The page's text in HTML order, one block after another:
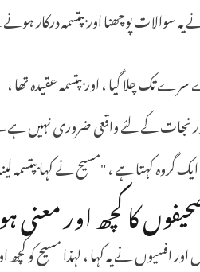
پوچھنا اور بپتسمہ درکار
تک چلا گیا ، اور بپتسمہ عقیدہ تھا ،
نجات کے لئے واقعی ضروری نہیں
ایک گروہ کہتا ہے ، "مسیح نے کہا
کا کچھ اور معنی
افسیوں نے یہ کہا ، لہذا مسیح کو